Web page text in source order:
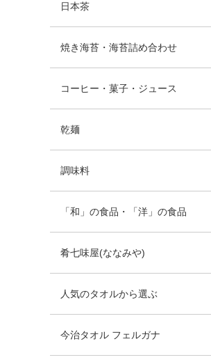
日本茶
焼き海苔・海苔詰め合わせ
コーヒー・菓子・ジュース
乾麺
調味料
「和」の食品・「洋」の食品
肴七味屋(ななみや)
人気のタオルから選ぶ
今治タオル フェルガナ